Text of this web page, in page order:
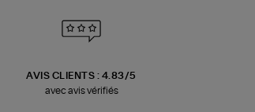
AVIS CLIENTS : 4.83/5
avec avis vérifiés